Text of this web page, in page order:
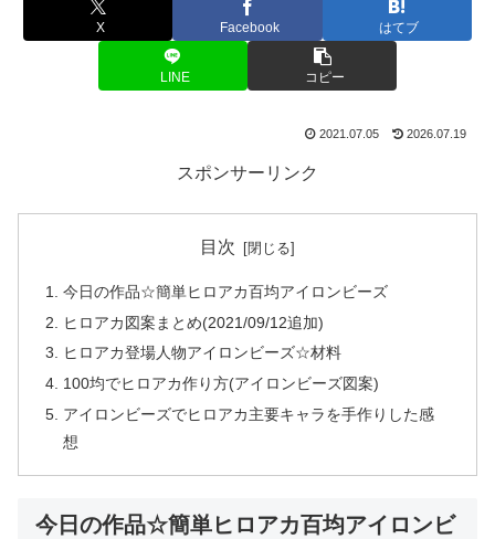
X Facebook はてブ
LINE コピー
2021.07.05 2026.07.19
スポンサーリンク
目次
今日の作品☆簡単ヒロアカ百均アイロンビーズ
ヒロアカ図案まとめ(2021/09/12追加)
ヒロアカ登場人物アイロンビーズ☆材料
100均でヒロアカ作り方(アイロンビーズ図案)
アイロンビーズでヒロアカ主要キャラを手作りした感
想
今日の作品☆簡単ヒロアカ百均アイロンビ